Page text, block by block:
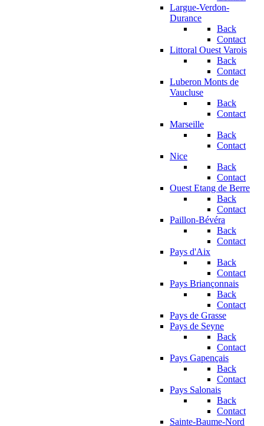
Largue-Verdon-
Durance
Back
Contact
Littoral Ouest Varois
Back
Contact
Luberon Monts de
Vaucluse
Back
Contact
Marseille
Back
Contact
Nice
Back
Contact
Ouest Etang de Berre
Back
Contact
Paillon-Bévéra
Back
Contact
Pays d'Aix
Back
Contact
Pays Briançonnais
Back
Contact
Pays de Grasse
Pays de Seyne
Back
Contact
Pays Gapençais
Back
Contact
Pays Salonais
Back
Contact
Sainte-Baume-Nord